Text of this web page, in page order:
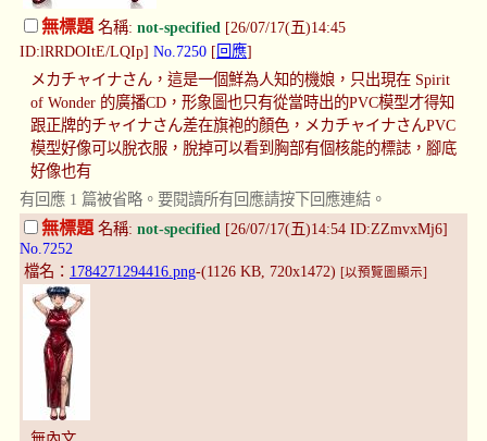
無標題名稱: not-specified [26/07/17(五)14:45
ID:lRRDOItE/LQIp] No.7250 [ 回應]
メカチャイナさん，這是一個鮮為人知的機娘，只出現在 Spirit
of Wonder 的廣播CD，形象圖也只有從當時出的PVC模型才得知
跟正牌的チャイナさん差在旗袍的顏色，メカチャイナさんPVC
模型好像可以脫衣服，脫掉可以看到胸部有個核能的標誌，腳底
好像也有
有回應 1 篇被省略。要閱讀所有回應請按下回應連結。
無標題 名稱: not-specified [26/07/17(五)14:54 ID:ZZmvxMj6]
No.7252
檔名： 1784271294416.png-(1126 KB, 720x1472) [以預覽圖顯示]